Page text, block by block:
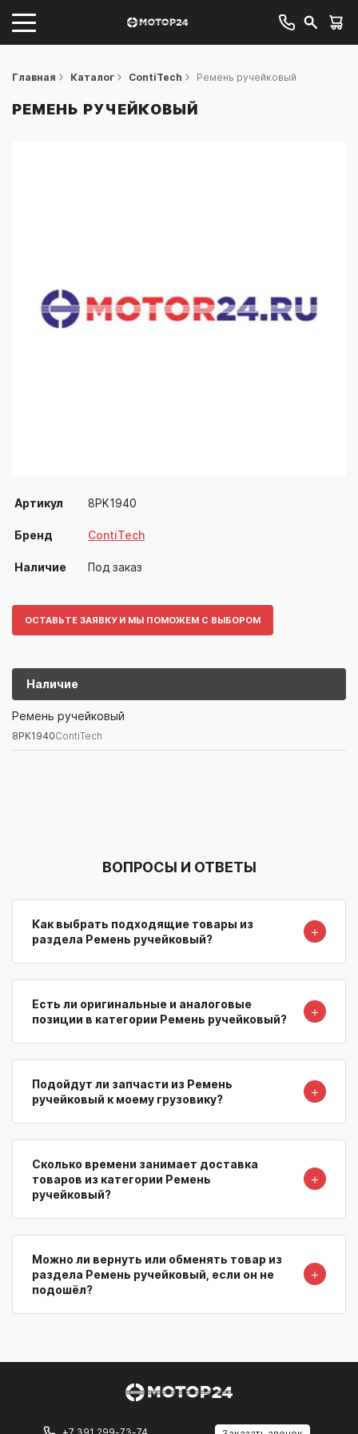
Главная Каталог ContiTech Ремень ручейковый
РЕМЕНЬ РУЧЕЙКОВЫЙ
Артикул 8PK1940
Бренд ContiTech
Наличие Под заказ
ОСТАВЬТЕ ЗАЯВКУ И МЫ ПОМОЖЕМ С ВЫБОРОМ
Наличие
Артикул/Бренд
8PK1940ContiTech
Ремень ручейковый
8PK1940ContiTech
ВОПРОСЫ И ОТВЕТЫ
Как выбрать подходящие товары из
раздела Ремень ручейковый?
＋
Есть ли оригинальные и аналоговые
позиции в категории Ремень ручейковый?
＋
Подойдут ли запчасти из Ремень
ручейковый к моему грузовику?
＋
Сколько времени занимает доставка
товаров из категории Ремень
ручейковый?
＋
Можно ли вернуть или обменять товар из
раздела Ремень ручейковый, если он не
подошёл?
＋